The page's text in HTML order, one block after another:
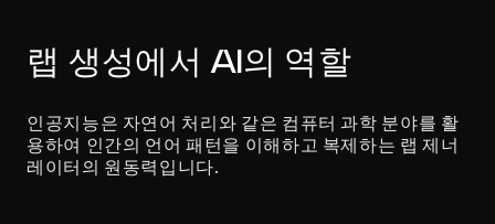
랩 생성에서 AI의 역할
인공지능은 자연어 처리와 같은 컴퓨터 과학 분야를 활
용하여 인간의 언어 패턴을 이해하고 복제하는 랩 제너
레이터의 원동력입니다.